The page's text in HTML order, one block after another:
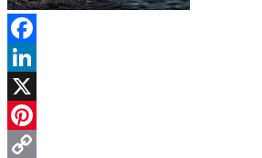
Facebook
LinkedIn
X
Pinterest